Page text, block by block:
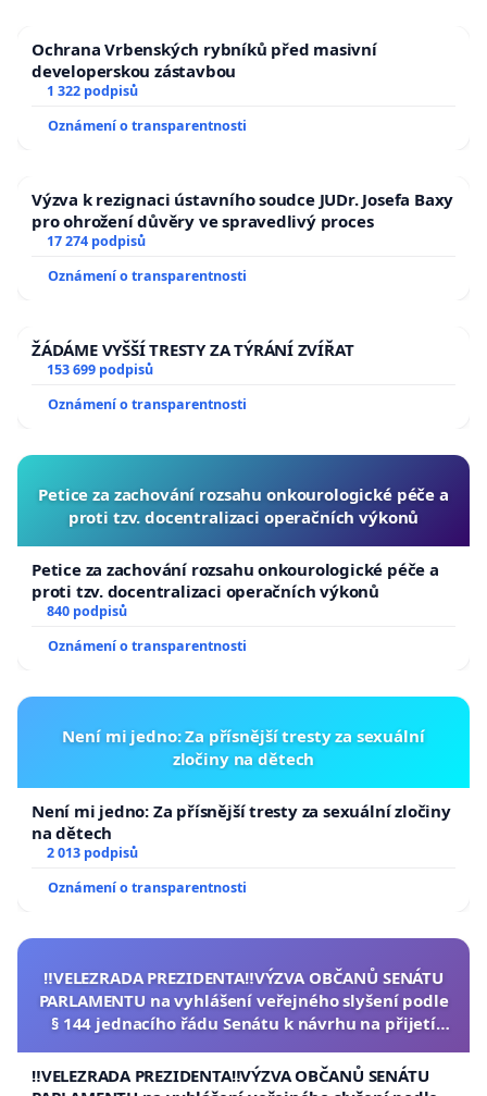
Ochrana Vrbenských rybníků před masivní
developerskou zástavbou
1 322 podpisů
Oznámení o transparentnosti
Výzva k rezignaci ústavního soudce JUDr. Josefa Baxy
pro ohrožení důvěry ve spravedlivý proces
17 274 podpisů
Oznámení o transparentnosti
ŽÁDÁME VYŠŠÍ TRESTY ZA TÝRÁNÍ ZVÍŘAT
153 699 podpisů
Oznámení o transparentnosti
Petice za zachování rozsahu onkourologické péče a
proti tzv. docentralizaci operačních výkonů
Petice za zachování rozsahu onkourologické péče a
proti tzv. docentralizaci operačních výkonů
840 podpisů
Oznámení o transparentnosti
Není mi jedno: Za přísnější tresty za sexuální
zločiny na dětech
Není mi jedno: Za přísnější tresty za sexuální zločiny
na dětech
2 013 podpisů
Oznámení o transparentnosti
‼️VELEZRADA PREZIDENTA‼️VÝZVA OBČANŮ SENÁTU
PARLAMENTU na vyhlášení veřejného slyšení podle
§ 144 jednacího řádu Senátu k návrhu na přijetí
republiky
‼️VELEZRADA PREZIDENTA‼️VÝZVA OBČANŮ SENÁTU